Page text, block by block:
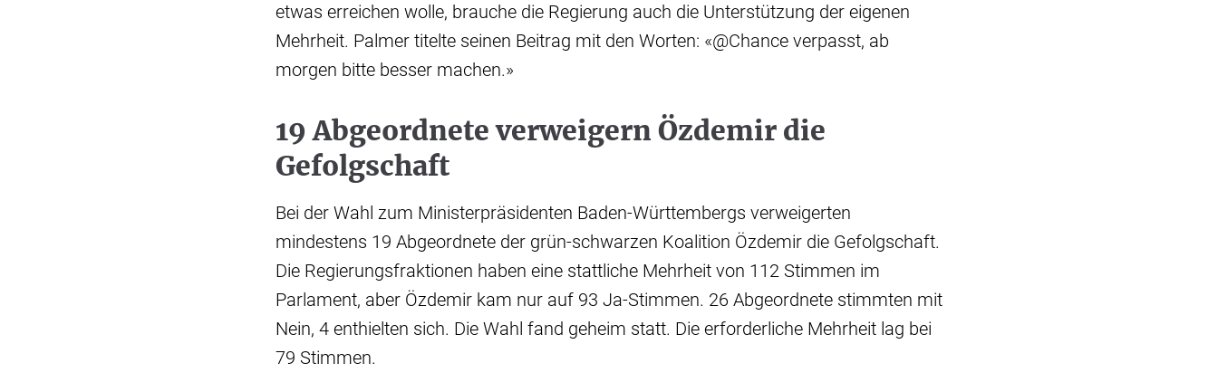
etwas erreichen wolle, brauche die Regierung auch die Unterstützung der eigenen
Mehrheit. Palmer titelte seinen Beitrag mit den Worten: «@Chance verpasst, ab
morgen bitte besser machen.»
19 Abgeordnete verweigern Özdemir die
Gefolgschaft
Bei der Wahl zum Ministerpräsidenten Baden-Württembergs verweigerten
mindestens 19 Abgeordnete der grün-schwarzen Koalition Özdemir die Gefolgschaft.
Die Regierungsfraktionen haben eine stattliche Mehrheit von 112 Stimmen im
Parlament, aber Özdemir kam nur auf 93 Ja-Stimmen. 26 Abgeordnete stimmten mit
Nein, 4 enthielten sich. Die Wahl fand geheim statt. Die erforderliche Mehrheit lag bei
79 Stimmen.